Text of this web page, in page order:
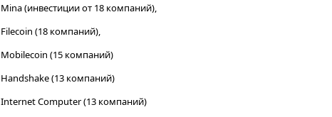
Mina (инвестиции от 18 компаний),
Filecoin (18 компаний),
Mobilecoin (15 компаний)
Handshake (13 компаний)
Internet Computer (13 компаний)